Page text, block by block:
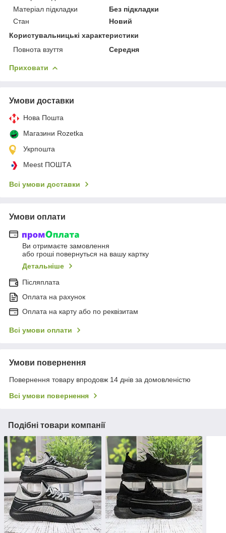
Матеріал підкладки
Без підкладки
Стан
Новий
Користувальницькі характеристики
Повнота взуття
Середня
Приховати
Умови доставки
Нова Пошта
Магазини Rozetka
Укрпошта
Meest ПОШТА
Всі умови доставки
Умови оплати
Ви отримаєте замовлення
або гроші повернуться на вашу картку
Детальніше
Післяплата
Оплата на рахунок
Оплата на карту або по реквізитам
Всі умови оплати
Умови повернення
Повернення товару впродовж 14 днів за домовленістю
Всі умови повернення
Подібні товари компанії